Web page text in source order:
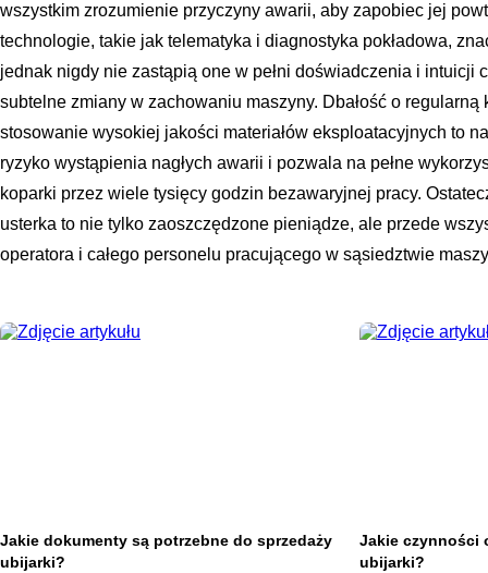
wszystkim zrozumienie przyczyny awarii, aby zapobiec jej
technologie, takie jak telematyka i diagnostyka pokładowa,
jednak nigdy nie zastąpią one w pełni doświadczenia i intuicji
subtelne zmiany w zachowaniu maszyny. Dbałość o regularną
stosowanie wysokiej jakości materiałów eksploatacyjnych to
ryzyko wystąpienia nagłych awarii i pozwala na pełne
koparki przez wiele tysięcy godzin bezawaryjnej pracy.
usterka to nie tylko zaoszczędzone pieniądze, ale przede
operatora i całego personelu pracującego w sąsiedztwie
Jakie dokumenty są potrzebne do sprzedaży
ubijarki?
Jakie czynności
ubijarki?